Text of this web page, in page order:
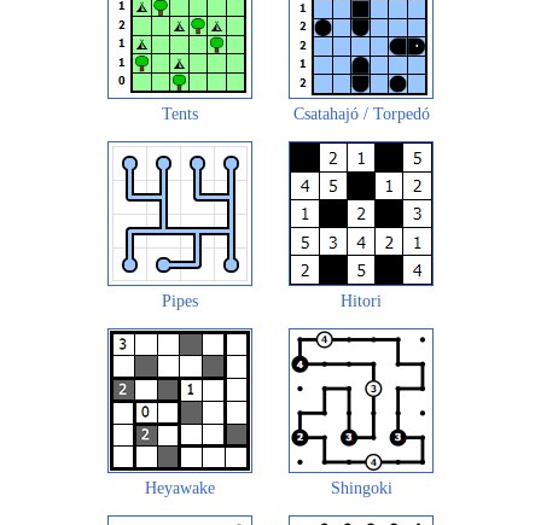
Tents Csatahajó / Torpedó
Pipes Hitori
Heyawake Shingoki